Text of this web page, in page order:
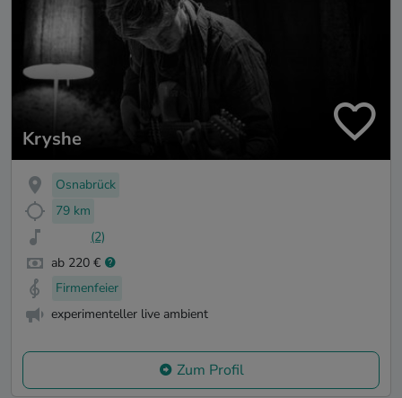
Kryshe
Osnabrück
79 km
(2)
ab 220 €
Firmenfeier
experimenteller live ambient
Zum Profil